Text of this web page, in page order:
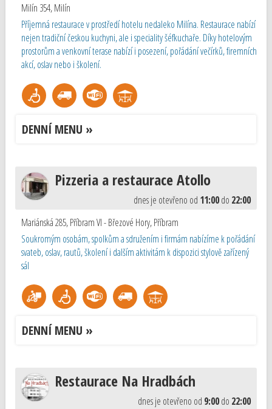
Milín 354,Milín
Příjemná restaurace v prostředí hotelu nedaleko Milína. Restaurace nabízí
nejen tradiční českou kuchyni, ale i speciality šéfkuchaře. Díky hotelovým
prostorům a venkovní terase nabízí i posezení, pořádání večírků, firemních
akcí, oslav nebo i školení.
DENNÍ MENU »
Pizzeria a restaurace Atollo
dnes je otevřeno od 11:00do 22:00
Mariánská 285, Příbram VI - Březové Hory,Příbram
Soukromým osobám, spolkům a sdružením i firmám nabízíme k pořádání
svateb, oslav, rautů, školení i dalším aktivitám k dispozici stylově zařízený
sál
DENNÍ MENU »
Restaurace Na Hradbách
dnes je otevřeno od 9:00do 22:00